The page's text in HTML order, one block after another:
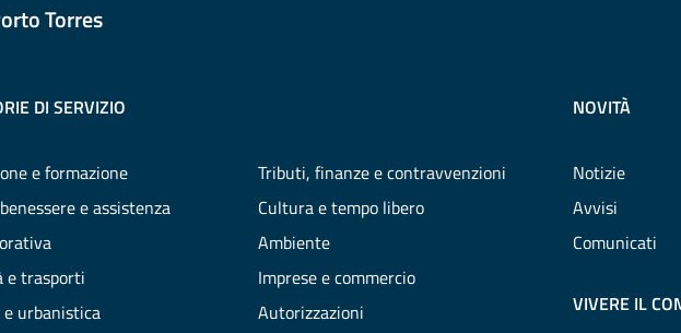
Torres
DI SERVIZIO
e formazione
e assistenza
e trasporti
urbanistica
Tributi, finanze e contravvenzioni
Cultura e tempo libero
Ambiente
Imprese e commercio
Autorizzazioni
NOVITÀ
Notizie
Avvisi
Comunicati
VIVERE IL